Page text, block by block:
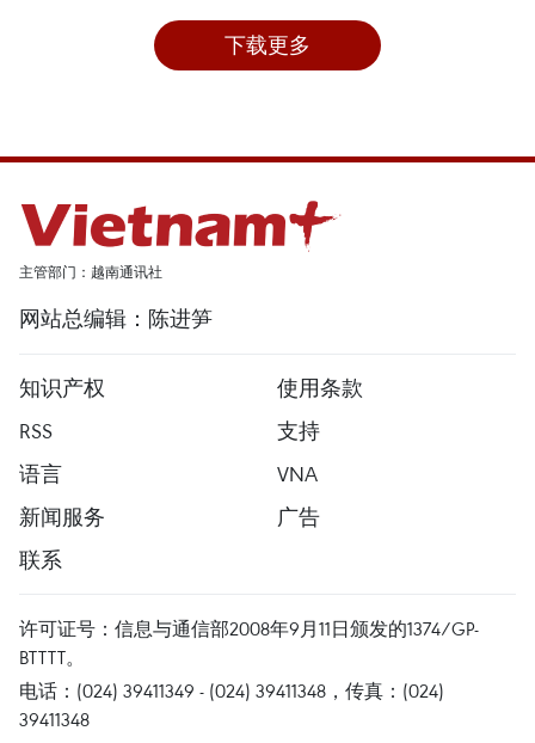
下载更多
主管部门：越南通讯社
网站总编辑：陈进笋
知识产权
使用条款
RSS
支持
语言
VNA
新闻服务
广告
联系
许可证号：信息与通信部2008年9月11日颁发的1374/GP-
BTTTT。
电话：(024) 39411349 - (024) 39411348，传真：(024)
39411348